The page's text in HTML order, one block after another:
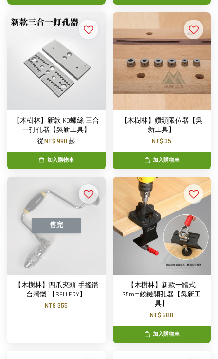
【木樹林】新款 KD螺絲 三合
一打孔器【吳新工具】
從NT$ 990 起
加入購物車
【木樹林】鑽頭限位器【吳
新工具】
NT$ 35
加入購物車
售完
【木樹林】四爪夾頭 手搖鑽
台灣製 【SELLERY】
NT$ 355
【木樹林】新款一體式
35mm鉸鏈開孔器【吳新工
具】
NT$ 680
加入購物車